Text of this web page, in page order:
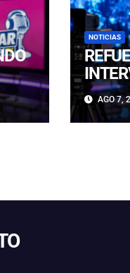
NOTICIAS
CON
AGO 7,